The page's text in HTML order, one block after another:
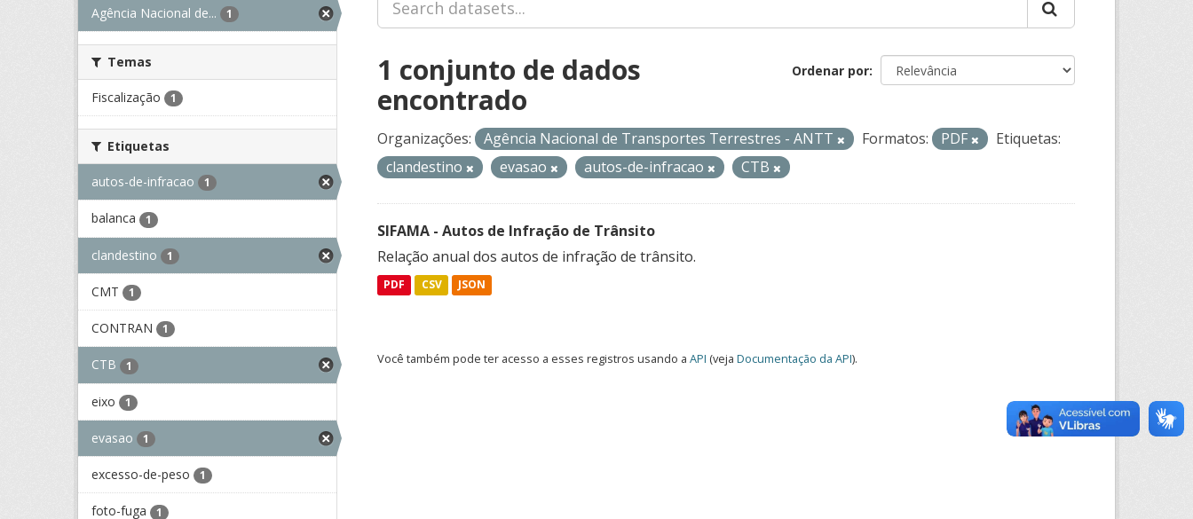
Agência Nacional de... 1
Temas
Fiscalização 1
Etiquetas
autos-de-infracao 1
balanca 1
clandestino 1
CMT 1
CONTRAN 1
CTB 1
eixo 1
evasao 1
excesso-de-peso 1
foto-fuga 1
Ordenar por
1 conjunto de dados
encontrado
Organizações: Agência Nacional de Transportes Terrestres - ANTT Formatos: PDF
Etiquetas:
clandestino
evasao autos-de-infracao CTB
SIFAMA - Autos de Infração de Trânsito
Relação anual dos autos de infração de trânsito.
PDF CSV JSON
Você também pode ter acesso a esses registros usando a API (veja Documentação da API).